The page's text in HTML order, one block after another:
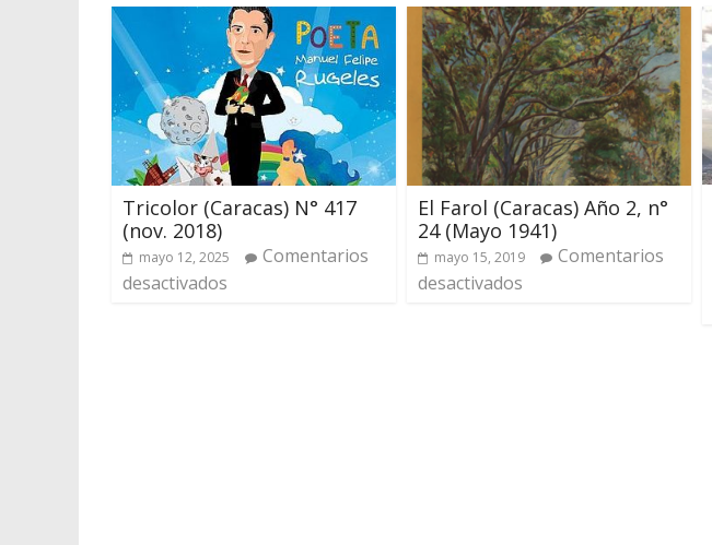
Tricolor (Caracas) N° 417
(nov. 2018)
mayo 12, 2025
Comentarios
desactivados
El Farol (Caracas) Año 2, n°
24 (Mayo 1941)
mayo 15, 2019
Comentarios
desactivados